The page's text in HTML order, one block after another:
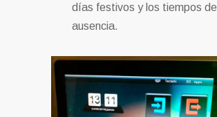
días festivos y los tiempos de
ausencia.